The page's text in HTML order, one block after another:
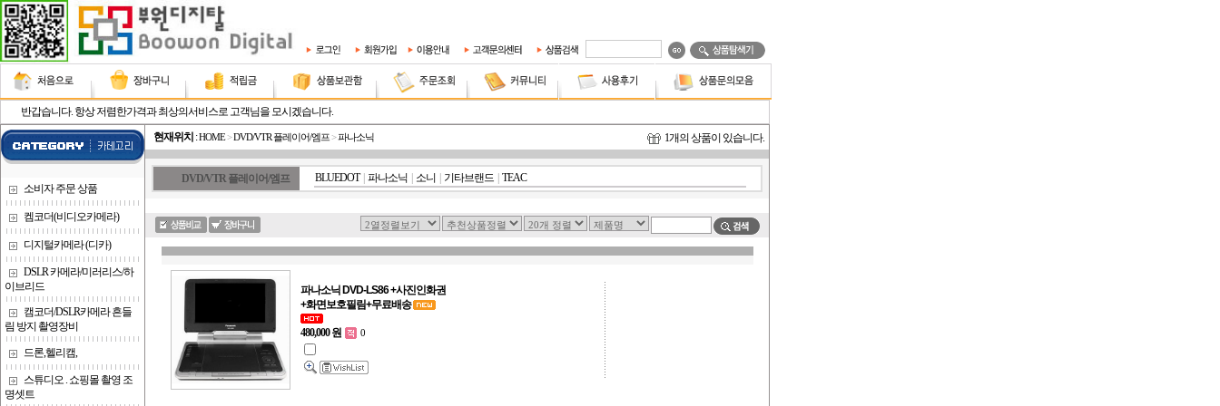
반갑습니다. 항상 저렴한가격과 최상의서비스로 고객님을 모시겠습니다.
소비자 주문 상품
켐코더(비디오카메라)
디지털카메라 (디카)
DSLR 카메라/미러리스/하
이브리드
캠코더/DSLR카메라 흔들
림 방지 촬영장비
드론,헬리캠,
스튜디오 . 쇼핑몰 촬영 조
명셋트
현재위치 :HOME>DVD/VTR 플레이어/엠프 >파나소닉 1개의 상품이 있습니다.
DVD/VTR 플레이어/엠프 BLUEDOT 파나소닉 소니 기타브랜드 TEAC
파나소닉 DVD-LS86 +사진인화권
+화면보호필림+무료배송
480,000 원 0